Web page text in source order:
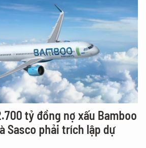
tỷ đồng nợ xấu Bamboo
Sasco phải trích lập dự